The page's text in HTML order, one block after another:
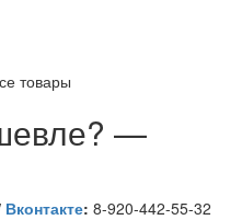
товары
—
Вконтакте: 8-920-442-55-32